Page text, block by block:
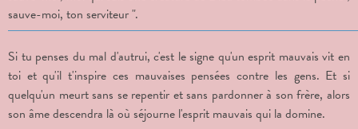
sauve-moi, ton serviteur ".
Si tu penses du mal d'autrui, c'est le signe qu'un esprit mauvais vit en
toi et qu'il t'inspire ces mauvaises pensées contre les gens. Et si
quelqu'un meurt sans se repentir et sans pardonner à son frère, alors
son âme descendra là où séjourne l'esprit mauvais qui la domine.